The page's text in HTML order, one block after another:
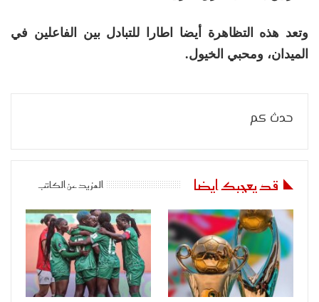
وتعد هذه التظاهرة أيضا اطارا للتبادل بين الفاعلين في
الميدان، ومحبي الخيول.
حدث كم
قد يعجبك ايضا المزيد عن الكاتب